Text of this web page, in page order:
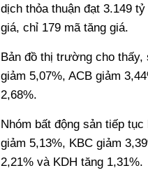
dịch thỏa thuận đạt 3.149
giá, chỉ 179 mã tăng giá.
Bản đồ thị trường cho thấy,
giảm 5,07%, ACB giảm
2,68%.
Nhóm bất động sản tiếp
giảm 5,13%, KBC giảm
2,21% và KDH tăng 1,31%.